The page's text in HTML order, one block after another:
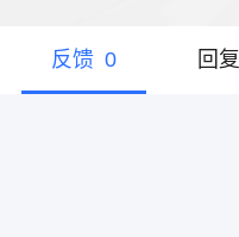
反馈 0 回复